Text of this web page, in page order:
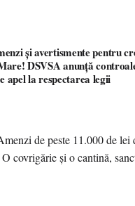
și avertismente pentru
DSVSA anunță
apel la respectarea legii